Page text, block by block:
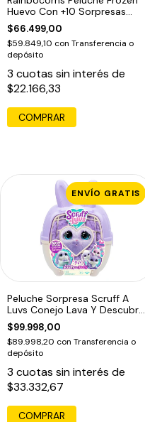
Huevo Con +10 Sorpresas
Agua
$66.499,00
$59.849,10 con Transferencia o
depósito
3 cuotas sin interés de
$22.166,33
ENVÍO GRATIS
Peluche Sorpresa Scruff A
Luvs Conejo Lava Y Descubre
Violeta
$99.998,00
$89.998,20 con Transferencia o
depósito
3 cuotas sin interés de
$33.332,67